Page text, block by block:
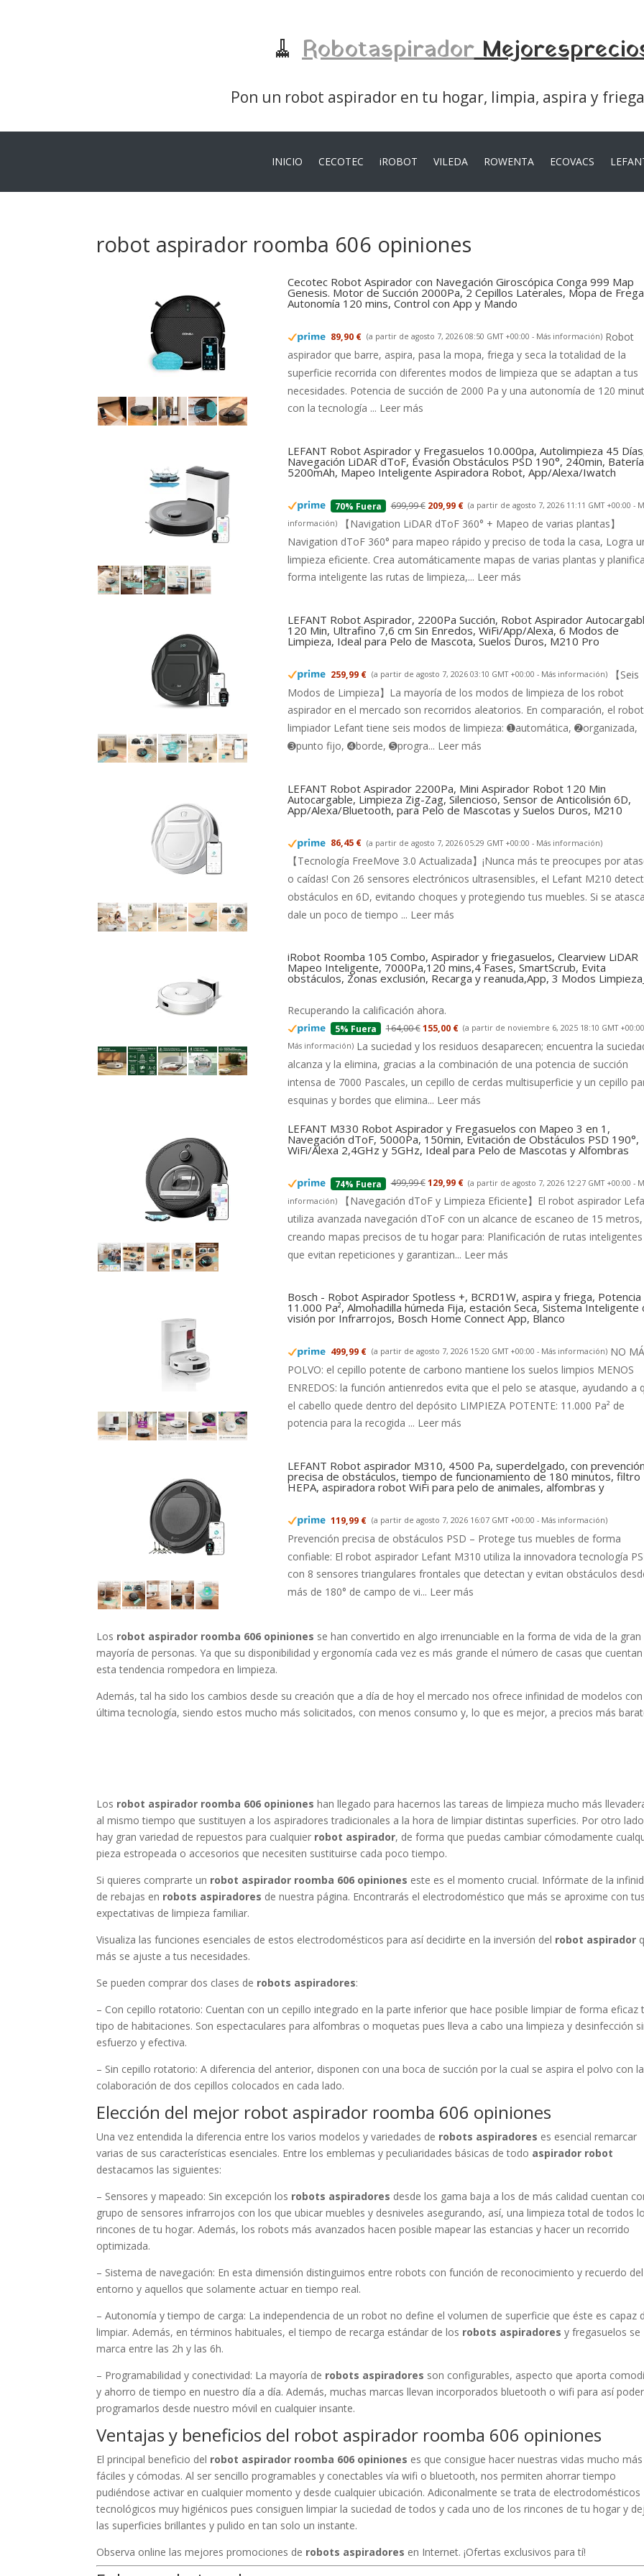
🧹Robotaspirador
Pon un robot aspirador en tu hogar, limpia, aspira y
INICIO CECOTEC iROBOT VILEDA ROWENTA ECOVACS
robot aspirador roomba 606 opiniones
Cecotec Robot Aspirador con Navegación Giroscópica Conga 999 Map
Genesis. Motor de Succión 2000Pa, 2 Cepillos Laterales, Mopa de
Autonomía 120 mins, Control con App y Mando
89,90 € (a partir de agosto 7, 2026 08:50 GMT +00:00 - Más información) Robot
aspirador que barre, aspira, pasa la mopa, friega y seca la totalidad de la
superficie recorrida con diferentes modos de limpieza que se adaptan a tus
necesidades. Potencia de succión de 2000 Pa y una autonomía de 120
con la tecnología ... Leer más
LEFANT Robot Aspirador y Fregasuelos 10.000pa, Autolimpieza 45
Navegación LiDAR dToF, Evasión Obstáculos PSD 190°, 240min, Batería
5200mAh, Mapeo Inteligente Aspiradora Robot, App/Alexa/Iwatch
70% Fuera 699,99 € 209,99 € (a partir de agosto 7, 2026 11:11 GMT +00:00 -
información)
【Navigation LiDAR dToF 360° + Mapeo de varias plantas】
Navigation dToF 360° para mapeo rápido y preciso de toda la casa, Logra
limpieza eficiente. Crea automáticamente mapas de varias plantas y
forma inteligente las rutas de limpieza,... Leer más
LEFANT Robot Aspirador, 2200Pa Succión, Robot Aspirador
120 Min, Ultrafino 7,6 cm Sin Enredos, WiFi/App/Alexa, 6 Modos de
Limpieza, Ideal para Pelo de Mascota, Suelos Duros, M210 Pro
259,99 € (a partir de agosto 7, 2026 03:10 GMT +00:00 - Más información)
【Seis
Modos de Limpieza】La mayoría de los modos de limpieza de los robot
aspirador en el mercado son recorridos aleatorios. En comparación, el robot
limpiador Lefant tiene seis modos de limpieza: ➊automática, ➋organizada,
➌punto fijo, ➍borde, ➎progra... Leer más
LEFANT Robot Aspirador 2200Pa, Mini Aspirador Robot 120 Min
Autocargable, Limpieza Zig-Zag, Silencioso, Sensor de Anticolisión 6D,
App/Alexa/Bluetooth, para Pelo de Mascotas y Suelos Duros, M210
86,45 € (a partir de agosto 7, 2026 05:29 GMT +00:00 - Más información)
【Tecnología FreeMove 3.0 Actualizada】¡Nunca más te preocupes por
o caídas! Con 26 sensores electrónicos ultrasensibles, el Lefant M210
obstáculos en 6D, evitando choques y protegiendo tus muebles. Si se
dale un poco de tiempo ... Leer más
iRobot Roomba 105 Combo, Aspirador y friegasuelos, Clearview LiDAR
Mapeo Inteligente, 7000Pa,120 mins,4 Fases, SmartScrub, Evita
obstáculos, Zonas exclusión, Recarga y reanuda,App, 3 Modos
Recuperando la calificación ahora.
5% Fuera 164,00 €155,00 € (a partir de noviembre 6, 2025 18:10 GMT
Más información) La suciedad y los residuos desaparecen; encuentra la
alcanza y la elimina, gracias a la combinación de una potencia de succión
intensa de 7000 Pascales, un cepillo de cerdas multisuperficie y un cepillo
esquinas y bordes que elimina... Leer más
LEFANT M330 Robot Aspirador y Fregasuelos con Mapeo 3 en 1,
Navegación dToF, 5000Pa, 150min, Evitación de Obstáculos PSD 190°,
WiFi/Alexa 2,4GHz y 5GHz, Ideal para Pelo de Mascotas y Alfombras
74% Fuera 499,99 €129,99 € (a partir de agosto 7, 2026 12:27 GMT +00:00 -
información)
【Navegación dToF y Limpieza Eficiente】El robot aspirador
utiliza avanzada navegación dToF con un alcance de escaneo de 15 metros,
creando mapas precisos de tu hogar para: Planificación de rutas inteligentes
que evitan repeticiones y garantizan... Leer más
Bosch - Robot Aspirador Spotless +, BCRD1W, aspira y friega, Potencia
11.000 Pa², Almohadilla húmeda Fija, estación Seca, Sistema Inteligente
visión por Infrarrojos, Bosch Home Connect App, Blanco
499,99 € (a partir de agosto 7, 2026 15:20 GMT +00:00 - Más información) NO
POLVO: el cepillo potente de carbono mantiene los suelos limpios MENOS
ENREDOS: la función antienredos evita que el pelo se atasque, ayudando a
el cabello quede dentro del depósito LIMPIEZA POTENTE: 11.000 Pa² de
potencia para la recogida ... Leer más
LEFANT Robot aspirador M310, 4500 Pa, superdelgado, con prevención
precisa de obstáculos, tiempo de funcionamiento de 180 minutos, filtro
HEPA, aspiradora robot WiFi para pelo de animales, alfombras y
119,99 € (a partir de agosto 7, 2026 16:07 GMT +00:00 - Más información)
Prevención precisa de obstáculos PSD – Protege tus muebles de forma
confiable: El robot aspirador Lefant M310 utiliza la innovadora tecnología
con 8 sensores triangulares frontales que detectan y evitan obstáculos
más de 180° de campo de vi... Leer más
Los robot aspirador roomba 606 opiniones se han convertido en algo irrenunciable en la forma de vida de la gran
mayoría de personas. Ya que su disponibilidad y ergonomía cada vez es más grande el número de casas que
esta tendencia rompedora en limpieza.
Además, tal ha sido los cambios desde su creación que a día de hoy el mercado nos ofrece infinidad de modelos con
última tecnología, siendo estos mucho más solicitados, con menos consumo y, lo que es mejor, a precios más
Los robot aspirador roomba 606 opiniones han llegado para hacernos las tareas de limpieza mucho más
al mismo tiempo que sustituyen a los aspiradores tradicionales a la hora de limpiar distintas superficies. Por otro
hay gran variedad de repuestos para cualquier robot aspirador, de forma que puedas cambiar cómodamente
pieza estropeada o accesorios que necesiten sustituirse cada poco tiempo.
Si quieres comprarte un robot aspirador roomba 606 opiniones este es el momento crucial. Infórmate de la
de rebajas en robots aspiradores de nuestra página. Encontrarás el electrodoméstico que más se aproxime con tus
expectativas de limpieza familiar.
Visualiza las funciones esenciales de estos electrodomésticos para así decidirte en la inversión del robot aspirador
más se ajuste a tus necesidades.
Se pueden comprar dos clases de robots aspiradores:
– Con cepillo rotatorio: Cuentan con un cepillo integrado en la parte inferior que hace posible limpiar de forma eficaz
tipo de habitaciones. Son espectaculares para alfombras o moquetas pues lleva a cabo una limpieza y desinfección
esfuerzo y efectiva.
– Sin cepillo rotatorio: A diferencia del anterior, disponen con una boca de succión por la cual se aspira el polvo con la
colaboración de dos cepillos colocados en cada lado.
Elección del mejor robot aspirador roomba 606 opiniones
Una vez entendida la diferencia entre los varios modelos y variedades de robots aspiradores es esencial remarcar
varias de sus características esenciales. Entre los emblemas y peculiaridades básicas de todo aspirador robot
destacamos las siguientes:
– Sensores y mapeado: Sin excepción los robots aspiradores desde los gama baja a los de más calidad cuentan
grupo de sensores infrarrojos con los que ubicar muebles y desniveles asegurando, así, una limpieza total de todos
rincones de tu hogar. Además, los robots más avanzados hacen posible mapear las estancias y hacer un recorrido
optimizada.
– Sistema de navegación: En esta dimensión distinguimos entre robots con función de reconocimiento y recuerdo del
entorno y aquellos que solamente actuar en tiempo real.
– Autonomía y tiempo de carga: La independencia de un robot no define el volumen de superficie que éste es capaz
limpiar. Además, en términos habituales, el tiempo de recarga estándar de los robots aspiradores y fregasuelos se
marca entre las 2h y las 6h.
– Programabilidad y conectividad: La mayoría de robots aspiradores son configurables, aspecto que aporta
y ahorro de tiempo en nuestro día a día. Además, muchas marcas llevan incorporados bluetooth o wifi para así poder
programarlos desde nuestro móvil en cualquier insante.
Ventajas y beneficios del robot aspirador roomba 606 opiniones
El principal beneficio del robot aspirador roomba 606 opiniones es que consigue hacer nuestras vidas mucho más
fáciles y cómodas. Al ser sencillo programables y conectables vía wifi o bluetooth, nos permiten ahorrar tiempo
pudiéndose activar en cualquier momento y desde cualquier ubicación. Adiconalmente se trata de electrodomésticos
tecnológicos muy higiénicos pues consiguen limpiar la suciedad de todos y cada uno de los rincones de tu hogar y
las superficies brillantes y pulido en tan solo un instante.
Observa online las mejores promociones de robots aspiradores en Internet. ¡Ofertas exclusivos para tí!